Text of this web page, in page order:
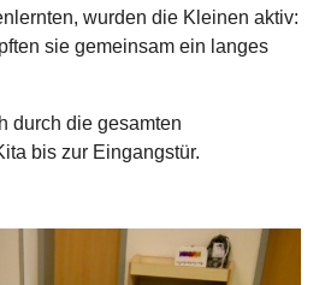
wurden die Kleinen aktiv:
sie gemeinsam ein langes
durch die gesamten
bis zur Eingangstür.